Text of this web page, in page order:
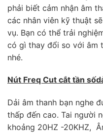
phải biết cảm nhận âm
các nhân viên kỹ thuật
vụ. Bạn có thể trải
có gì thay đổi so với âm
nhé.
Nút Freq Cut cắt tần
Dải âm thanh bạn nghe
thấp đến cao. Tai người
khoảng 20HZ -20KHZ,